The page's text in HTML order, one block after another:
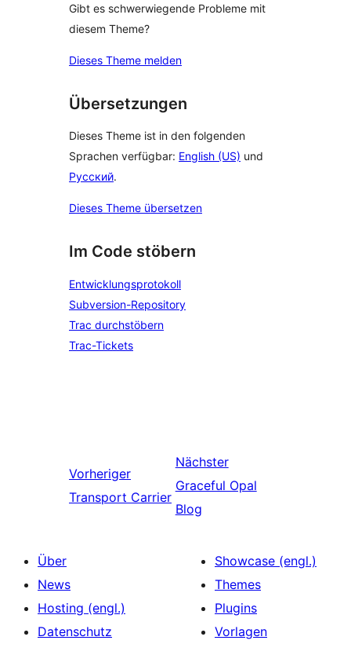
Gibt es schwerwiegende Probleme mit
diesem Theme?
Dieses Theme melden
Übersetzungen
Dieses Theme ist in den folgenden
Sprachen verfügbar: English (US) und
Русский.
Dieses Theme übersetzen
Im Code stöbern
Entwicklungsprotokoll
Subversion-Repository
Trac durchstöbern
Trac-Tickets
Vorheriger
Transport Carrier
Nächster
Graceful Opal
Blog
Über
News
Hosting (engl.)
Datenschutz
Showcase (engl.)
Themes
Plugins
Vorlagen